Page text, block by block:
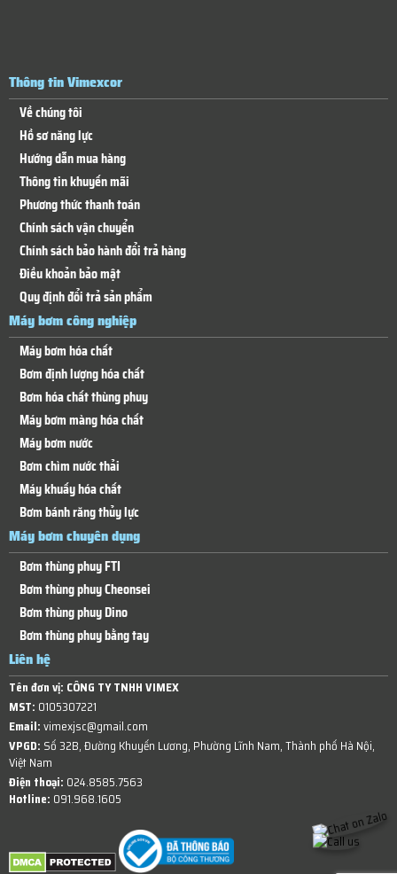
Thông tin Vimexcor
Về chúng tôi
Hồ sơ năng lực
Hướng dẫn mua hàng
Thông tin khuyến mãi
Phương thức thanh toán
Chính sách vận chuyển
Chính sách bảo hành đổi trả hàng
Điều khoản bảo mật
Quy định đổi trả sản phẩm
Máy bơm công nghiệp
Máy bơm hóa chất
Bơm định lượng hóa chất
Bơm hóa chất thùng phuy
Máy bơm màng hóa chất
Máy bơm nước
Bơm chìm nước thải
Máy khuấy hóa chất
Bơm bánh răng thủy lực
Máy bơm chuyên dụng
Bơm thùng phuy FTI
Bơm thùng phuy Cheonsei
Bơm thùng phuy Dino
Bơm thùng phuy bằng tay
Liên hệ
Tên đơn vị: CÔNG TY TNHH VIMEX
MST: 0105307221
Email:vimexjsc@gmail.com
VPGD: Số 32B, Đường Khuyến Lương, Phường Lĩnh Nam, Thành phố Hà Nội,
Việt Nam
Điện thoại: 024.8585.7563
Hotline: 091.968.1605